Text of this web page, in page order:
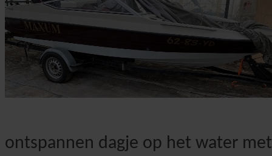
ontspannen dagje op het water